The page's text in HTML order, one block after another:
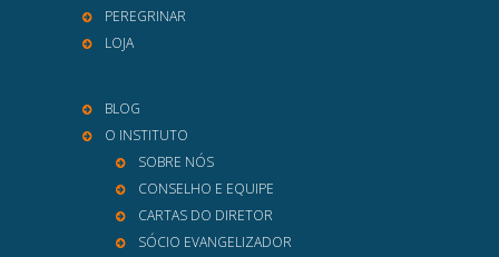
PEREGRINAR
LOJA
BLOG
O INSTITUTO
SOBRE NÓS
CONSELHO E EQUIPE
CARTAS DO DIRETOR
SÓCIO EVANGELIZADOR